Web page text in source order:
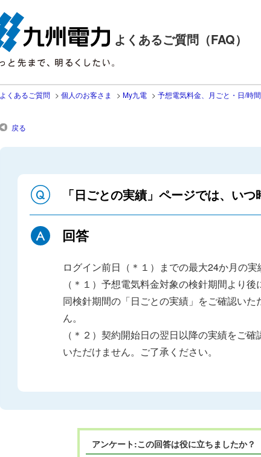
よくあるご質問（FAQ）
よくあるご質問 > 個人のお客さま > My九電 > 予想電気料金、月ごと・日/時
戻る
「日ごとの実績」ページでは、い
回答
ログイン前日（＊１）までの最大24か月の実
（＊１）予想電気料金対象の検針期間より
同検針期間の「日ごとの実績」をご確認い
ん。
（＊２）契約開始日の翌日以降の実績をご
いただけません。ご了承ください。
アンケート:この回答は役に立ちましたか？